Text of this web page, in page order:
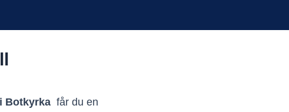
Botkyrka får du en